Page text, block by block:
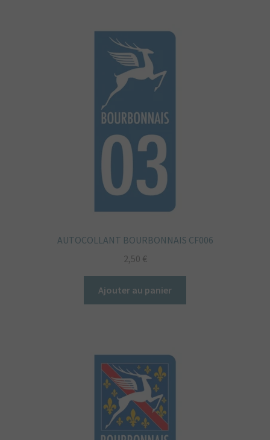
AUTOCOLLANT BOURBONNAIS CF006
2,50 €
Ajouter au panier